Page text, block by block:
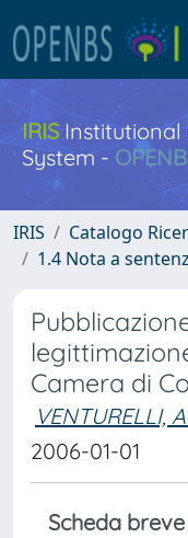
IRISInstitutional
System -
IRIS Catalogo
1.4 Nota a
Camera di
VENTURELLI,
2006-01-01
Scheda breve